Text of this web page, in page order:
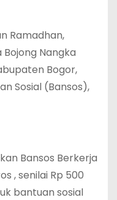
Ramadhan,
Bojong Nangka
Bogor,
Sosial (Bansos),
Bansos Berkerja
, senilai Rp 500
bantuan sosial